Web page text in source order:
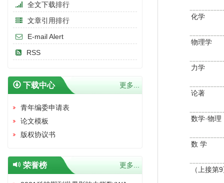
化学
物理学
力学
论著
数学·物理
数 学
（上接第
全文下载排行
文章引用排行
E-mail Alert
RSS
下载中心 更多...
青年编委申请表
论文模板
版权协议书
荣誉榜 更多...